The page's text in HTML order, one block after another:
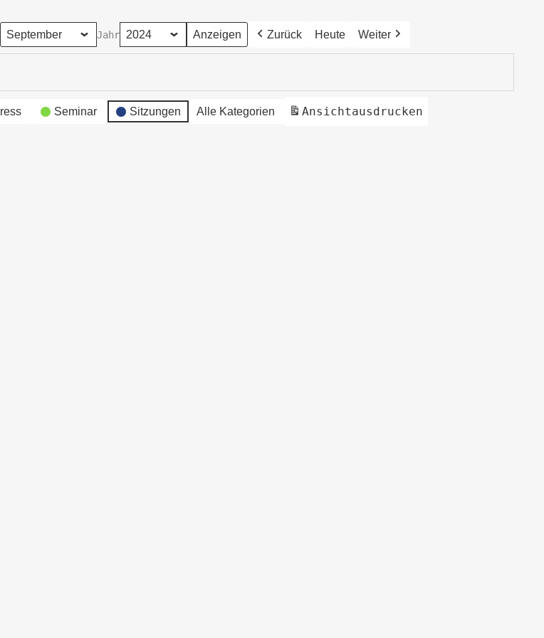
Jahr Zurück Heute Weiter
Seminar Sitzungen Alle Kategorien Ansichtausdrucken